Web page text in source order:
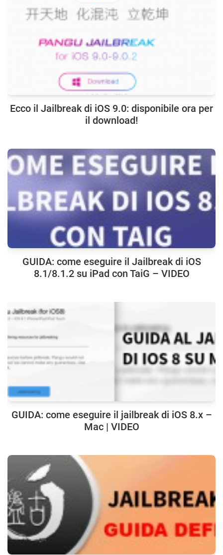
Ecco il Jailbreak di iOS 9.0: disponibile ora per
il download!
GUIDA: come eseguire il Jailbreak di iOS
8.1/8.1.2 su iPad con TaiG – VIDEO
GUIDA: come eseguire il jailbreak di iOS 8.x –
Mac | VIDEO